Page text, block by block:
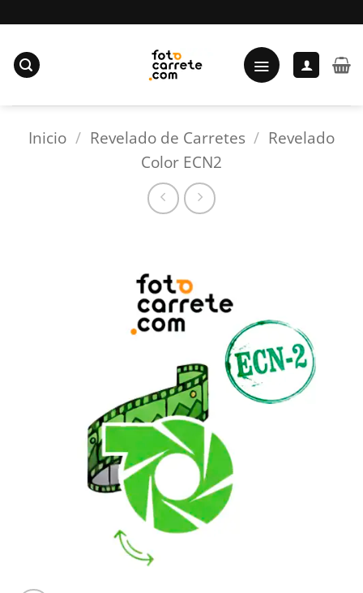
al
contenido
Inicio / Revelado de Carretes / Revelado
Color ECN2